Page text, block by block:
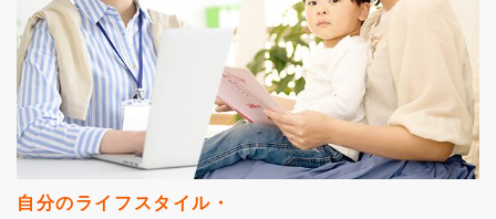
自分のライフスタイル・